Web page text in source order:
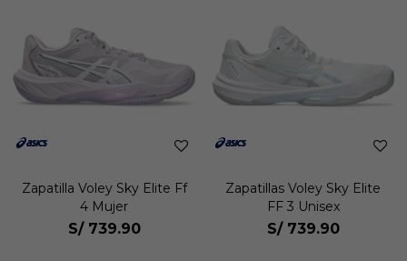
Zapatilla Voley Sky Elite Ff
4 Mujer
S/ 739.90
Zapatillas Voley Sky Elite
FF 3 Unisex
S/ 739.90